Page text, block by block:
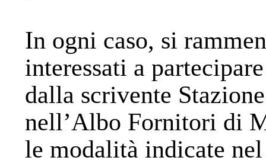
In ogni caso, si
interessati a
dalla scrivente
nell’Albo Fornitori di
le modalità indicate